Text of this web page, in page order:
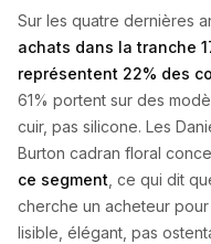
Sur les quatre dernières
achats dans la tranche
représentent 22% des
61% portent sur des
cuir, pas silicone. Les
Burton cadran floral
ce segment , ce qui dit
cherche un acheteur
lisible, élégant, pas